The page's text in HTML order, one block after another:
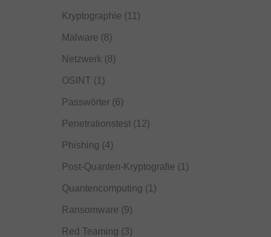
Kryptographie (11)
Malware (8)
Netzwerk (8)
OSINT (1)
Passwörter(6)
Penetrationstest(12)
Phishing (4)
Post-Quanten-Kryptografie (1)
Quantencomputing (1)
Ransomware (9)
Red Teaming (3)